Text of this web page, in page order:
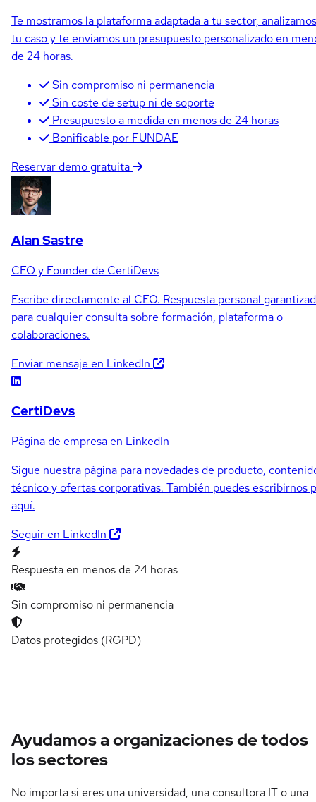
Te mostramos la plataforma adaptada a tu sector, analizamos
tu caso y te enviamos un presupuesto personalizado en
de 24 horas.
Sin compromiso ni permanencia
Sin coste de setup ni de soporte
Presupuesto a medida en menos de 24 horas
Bonificable por FUNDAE
Reservar demo gratuita
Alan Sastre
CEO y Founder de CertiDevs
Escribe directamente al CEO. Respuesta personal
para cualquier consulta sobre formación, plataforma o
colaboraciones.
Enviar mensaje en LinkedIn
CertiDevs
Página de empresa en LinkedIn
Sigue nuestra página para novedades de producto,
técnico y ofertas corporativas. También puedes escribirnos
aquí.
Seguir en LinkedIn
Respuesta en menos de 24 horas
Sin compromiso ni permanencia
Datos protegidos (RGPD)
Ayudamos a organizaciones de todos
los sectores
No importa si eres una universidad, una consultora IT o una